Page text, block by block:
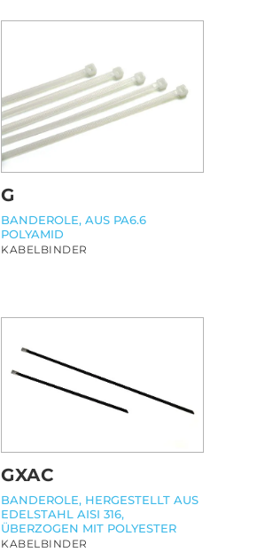
G
BANDEROLE, AUS PA6.6
POLYAMID
KABELBINDER
GXAC
BANDEROLE, HERGESTELLT AUS
EDELSTAHL AISI 316,
ÜBERZOGEN MIT POLYESTER
KABELBINDER